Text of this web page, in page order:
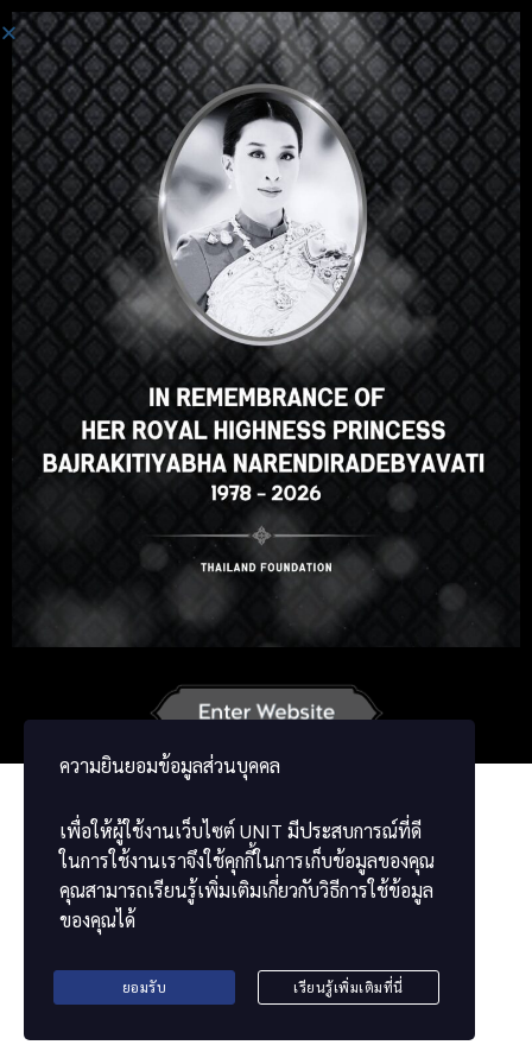
登录
嘿，那不错，对吧？您喜欢这
门课程吗？
登记课程
ความยินยอมข้อมูลส่วนบุคคล
เพื่อให้ผู้ใช้งานเว็บไซต์ UNIT มีประสบการณ์ที่ดี
ในการใช้งานเราจึงใช้คุกกี้ในการเก็บข้อมูลของคุณ
คุณสามารถเรียนรู้เพิ่มเติมเกี่ยวกับวิธีการใช้ข้อมูล
ของคุณได้
ยอมรับ เรียนรู้เพิ่มเติมที่นี่
Select your language
English ภาษาไทย
Korean Japanese
Vietnamese
ខ្មែរ